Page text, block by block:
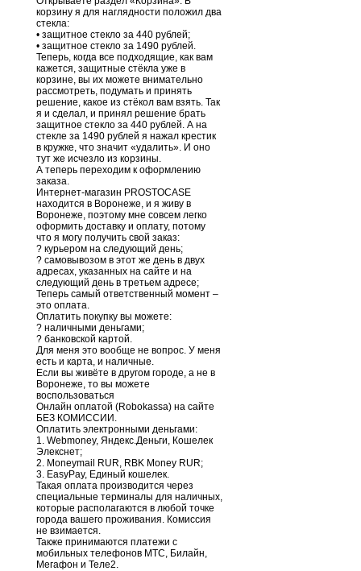
корзину я для наглядности положил два
стекла:
• защитное стекло за 440 рублей;
• защитное стекло за 1490 рублей.
Теперь, когда все подходящие, как вам
кажется, защитные стёкла уже в
корзине, вы их можете внимательно
рассмотреть, подумать и принять
решение, какое из стёкол вам взять. Так
я и сделал, и принял решение брать
защитное стекло за 440 рублей. А на
стекле за 1490 рублей я нажал крестик
в кружке, что значит «удалить». И оно
тут же исчезло из корзины.
А теперь переходим к оформлению
заказа.
Интернет-магазин PROSTOCASE
находится в Воронеже, и я живу в
Воронеже, поэтому мне совсем легко
оформить доставку и оплату, потому
что я могу получить свой заказ:
? курьером на следующий день;
? самовывозом в этот же день в двух
адресах, указанных на сайте и на
следующий день в третьем адресе;
Теперь самый ответственный момент –
это оплата.
Оплатить покупку вы можете:
? наличными деньгами;
? банковской картой.
Для меня это вообще не вопрос. У меня
есть и карта, и наличные.
Если вы живёте в другом городе, а не в
Воронеже, то вы можете
воспользоваться
Онлайн оплатой (Robokassa) на сайте
БЕЗ КОМИССИИ.
Оплатить электронными деньгами:
1. Webmoney, Яндекс.Деньги, Кошелек
Элекснет;
2. Moneymail RUR, RBK Money RUR;
3. EasyPay, Единый кошелек.
Такая оплата производится через
специальные терминалы для наличных,
которые располагаются в любой точке
города вашего проживания. Комиссия
не взимается.
Также принимаются платежи с
мобильных телефонов МТС, Билайн,
Мегафон и Теле2.